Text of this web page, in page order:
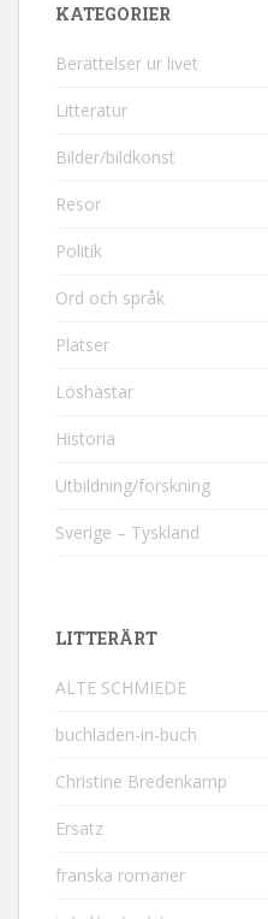
KATEGORIER
Berättelser ur livet
Litteratur
Bilder/bildkonst
Resor
Politik
Ord och språk
Platser
Löshästar
Historia
Utbildning/forskning
Sverige – Tyskland
LITTERÄRT
ALTE SCHMIEDE
buchladen-in-buch
Christine Bredenkamp
Ersatz
franska romaner